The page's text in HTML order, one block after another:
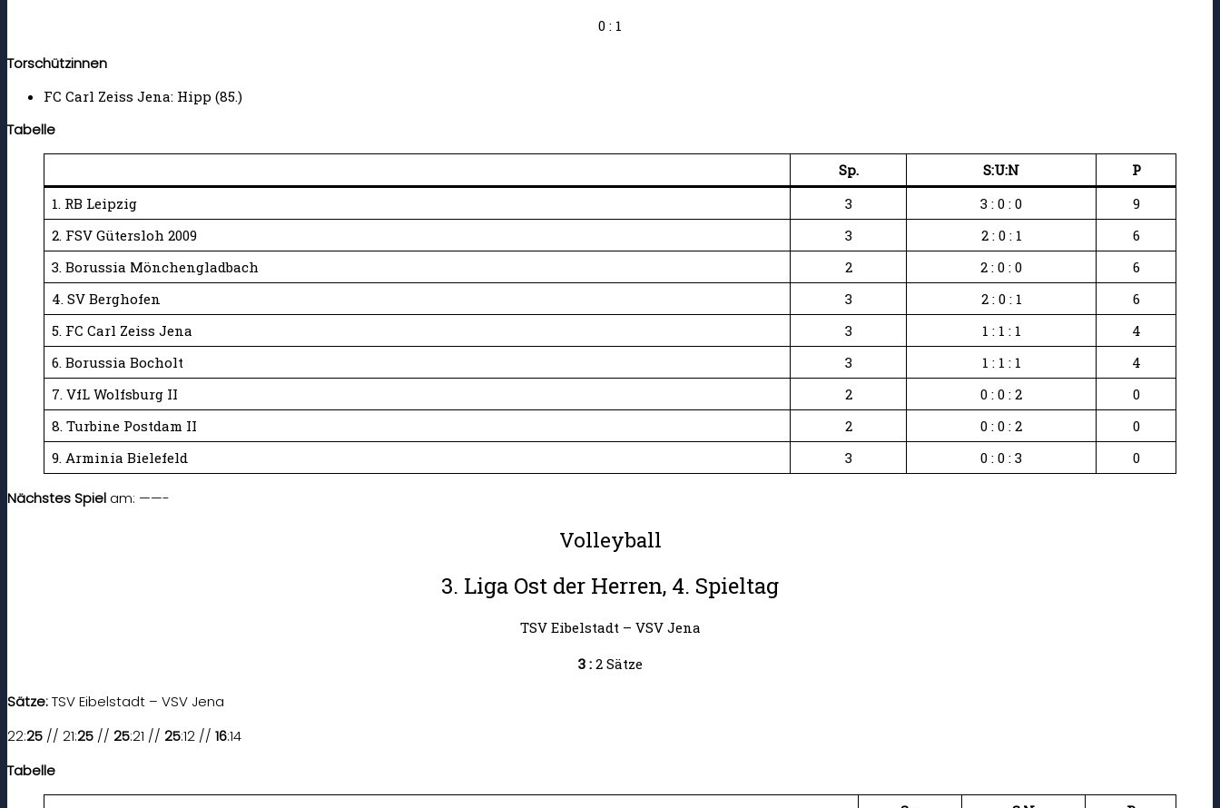
0 : 1
Torschützinnen
FC Carl Zeiss Jena: Hipp (85.)
Tabelle
Sp. S:U:N
P
1. RB Leipzig
3 3 : 0 : 0
9
2. FSV Gütersloh 2009
3 2 : 0 : 1
6
3. Borussia Mönchengladbach
2 2 : 0 : 0
6
4. SV Berghofen
3 2 : 0 : 1
6
5. FC Carl Zeiss Jena
3 1 : 1 : 1
4
6. Borussia Bocholt
3 1 : 1 : 1
4
7. VfL Wolfsburg II
2 0 : 0 : 2
0
8. Turbine Postdam II
2 0 : 0 : 2
0
9. Arminia Bielefeld
3 0 : 0 : 3 0
Nächstes Spiel am: ——-
Volleyball
3. Liga Ost der Herren, 4. Spieltag
TSV Eibelstadt – VSV Jena
3 : 2 Sätze
Sätze:TSV Eibelstadt – VSV Jena
22:25 // 21:25 // 25:21 // 25:12 // 16:14
Tabelle